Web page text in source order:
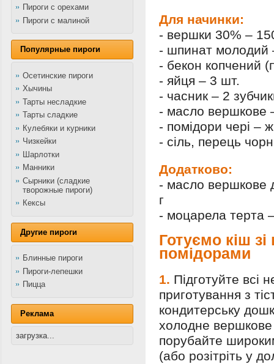
Пироги с орехами
Пироги с малиной
Популярные пироги
Осетинские пироги
Хычины
Тарты несладкие
Тарты сладкие
Кулебяки и курники
Чизкейки
Шарлотки
Манники
Сырники (сладкие
творожные пироги)
Кексы
Другие пироги
Блинные пироги
Пироги-лепешки
Пицца
Реклама
загрузка...
Для начинки:
- вершки 30% –
- шпинат молодий
- бекон копчений
- яйця – 3 шт.
- часник – 2
- масло вершкове
- помідори чері –
- сіль, перець
Додатково:
- масло вершкове
г
- моцарела терта
Готуємо кіш
помідорами
1. Підготуйте всі
приготування з
кондитерську
холодне
порубайте
(або розітріть у